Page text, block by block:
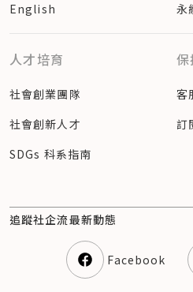
English
永
人才培育
社會創業團隊
社會創新人才
SDGs 科系指南
客
訂
追蹤社企流最新動態
Facebook